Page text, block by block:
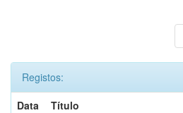
Registos:
Data
Título